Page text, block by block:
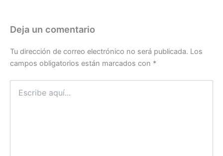
Deja un comentario
Tu dirección de correo electrónico no será publicada. Los
campos obligatorios están marcados con *
aquí...